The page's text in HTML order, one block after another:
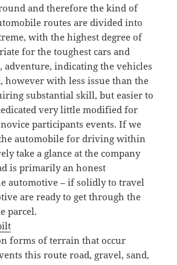
and therefore the kind of
routes are divided into
with the highest degree of
for the toughest cars and
adventure, indicating the vehicles
however with less issue than the
substantial skill, but easier to
very little modified for
participants events. If we
automobile for driving within
take a glance at the company
is primarily an honest
automotive – if solidly to travel
are ready to get through the
parcel.
forms of terrain that occur
this route road, gravel, sand,